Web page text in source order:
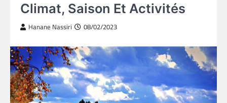
Climat, Saison Et Activités
Hanane Nassiri 08/02/2023